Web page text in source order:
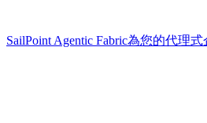
SailPoint Agentic Fabric為您的代理式